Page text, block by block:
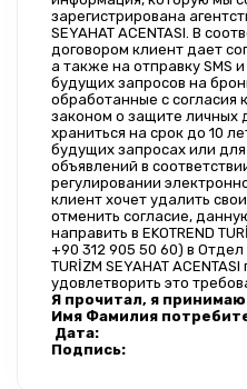
зарегистрирована
SEYAHAT ACENTASI. В
договором клиент дает
а также на отправку SMS
будущих запросов на
обработанные с согласия
законом о защите
храниться на срок до 10
будущих запросах или
объявлений в
регулировании
клиент хочет удалить
отменить согласие,
направить в EKOTREND
+90 312 905 50 60) в Отдел
TURİZM SEYAHAT
удовлетворить это
Я прочитал, я
Имя Фамилия
Дата:
Подпись: